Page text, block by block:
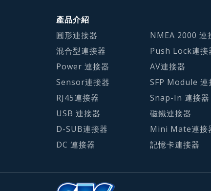
產品介紹
圓形連接器
混合型連接器
Power 連接器
Sensor連接器
RJ45連接器
USB 連接器
D-SUB連接器
DC 連接器
NMEA 2000 連
Push Lock連接
AV連接器
SFP Module 連
Snap-In 連接器
磁鐵連接器
Mini Mate連接
記憶卡連接器